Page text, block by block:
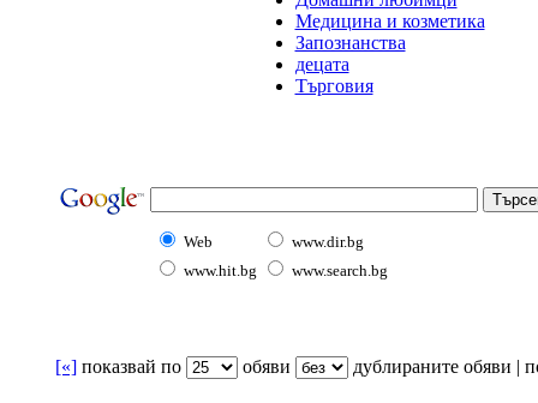
Медицина и козметика
Запознанства
децата
Търговия
Web
www.dir.bg
www.hit.bg
www.search.bg
[«] показвай по oбяви дублираните обяви |